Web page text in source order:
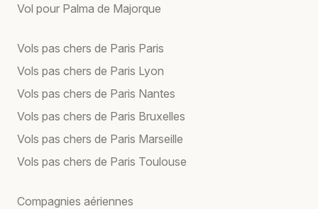
Vol pour Palma de Majorque
Vols pas chers de Paris Paris
Vols pas chers de Paris Lyon
Vols pas chers de Paris Nantes
Vols pas chers de Paris Bruxelles
Vols pas chers de Paris Marseille
Vols pas chers de Paris Toulouse
Compagnies aériennes